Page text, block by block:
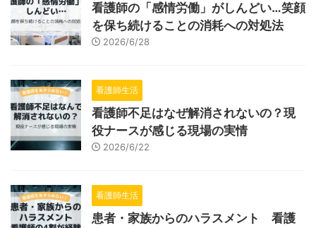
看護師の「感情労働」がしんどい…笑顔
を保ち続けることの消耗への対処法
2026/6/28
看護師生活
看護師不足はなぜ解消されないの？現
役ナースが感じる現場の実情
2026/6/22
看護師生活
患者・家族からのハラスメント 看護